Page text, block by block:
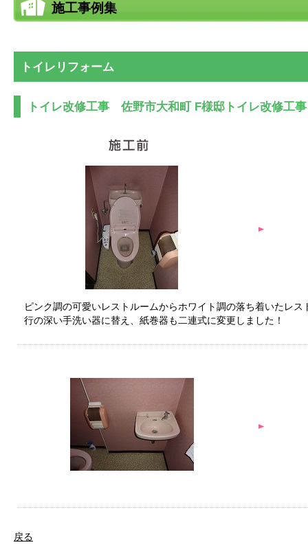
施工事例集
トイレリフォーム
トイレ改修工事 佐野市大和町 F様邸トイレ改修工事
ピンク調の可愛いレストルームからホワイト調の落ち着いたレ
行の深い手洗い器に替え、紙巻器も二連式に変更しました！
戻る